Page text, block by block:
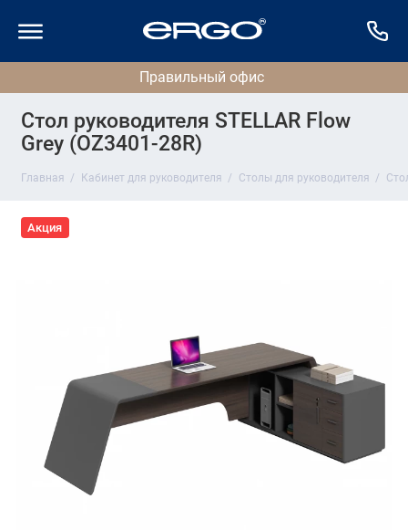
Стол руководителя STELLAR Flow
Grey (OZ3401-28R)
Главная Кабинет для руководителя Столы для руководителя
Акция